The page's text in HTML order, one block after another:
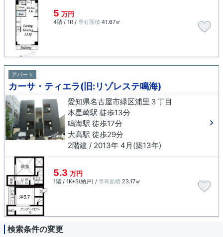
5 万円
4階 / 1R / 専有面積 41.67㎡
アパート
カーサ・ティエラ(旧:リゾレステ鳴海)
愛知県名古屋市緑区浦里３丁目
本星崎駅 徒歩13分
鳴海駅 徒歩17分
大高駅 徒歩29分
2階建 / 2013年 4月(築13年)
5.3 万円
1階 / 1K+S(納戸) / 専有面積 23.17㎡
検索条件の変更